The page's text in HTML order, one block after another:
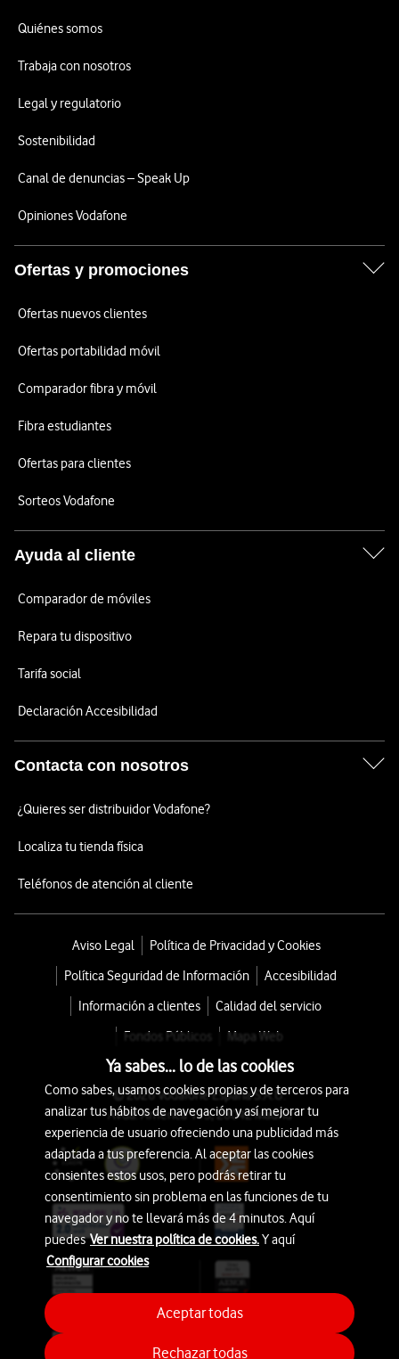
Quiénes somos
Trabaja con nosotros
Legal y regulatorio
Sostenibilidad
Canal de denuncias – Speak Up
Opiniones Vodafone
Ofertas y promociones
Ofertas nuevos clientes
Ofertas portabilidad móvil
Comparador fibra y móvil
Fibra estudiantes
Ofertas para clientes
Sorteos Vodafone
Ayuda al cliente
Comparador de móviles
Repara tu dispositivo
Tarifa social
Declaración Accesibilidad
Contacta con nosotros
¿Quieres ser distribuidor Vodafone?
Localiza tu tienda física
Teléfonos de atención al cliente
Aviso Legal
Política de Privacidad y Cookies
Política Seguridad de Información
Accesibilidad
Información a clientes
Calidad del servicio
Fondos Públicos
Mapa Web
© 2026 Vodafone España S.A.U.
Avda. América 115, 28042 Madrid
Ya sabes... lo de las cookies
Como sabes, usamos cookies propias y de terceros para
analizar tus hábitos de navegación y así mejorar tu
experiencia de usuario ofreciendo una publicidad más
adaptada a tus preferencia. Al aceptar las cookies
consientes estos usos, pero podrás retirar tu
consentimiento sin problema en las funciones de tu
navegador y no te llevará más de 4 minutos. Aquí
puedesVer nuestra política de cookies.Y aquí
Configurar cookies
Rechazar todas
Aceptar todas